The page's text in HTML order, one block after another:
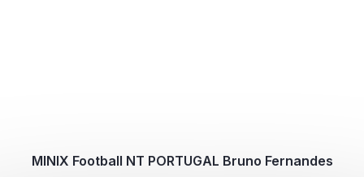
MINIX Football NT PORTUGAL Bruno Fernandes